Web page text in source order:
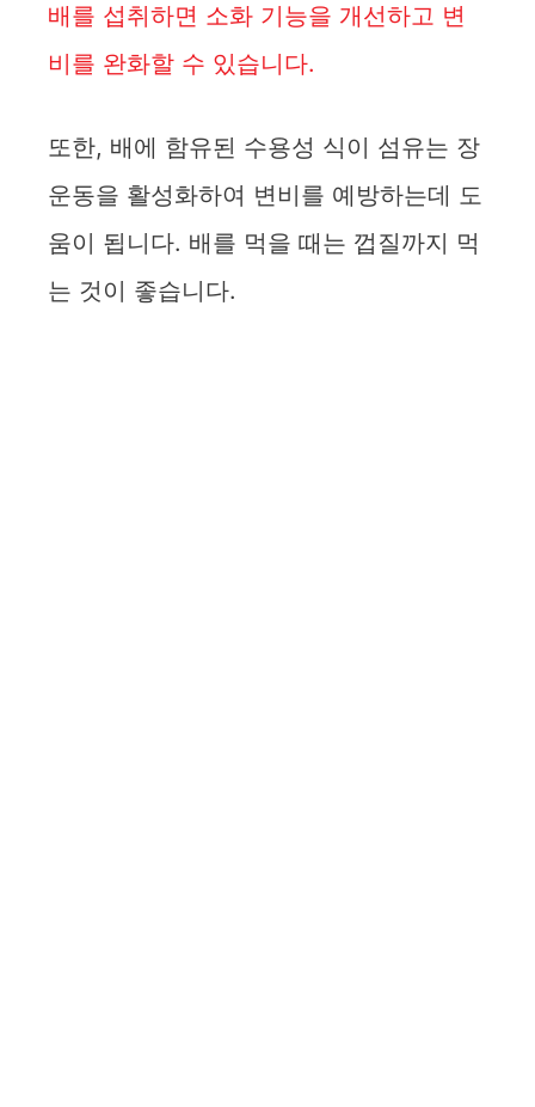
e
배를 섭취하면 소화 기능을 개선하고 변
비를 완화할 수 있습니다.
또한, 배에 함유된 수용성 식이 섬유는 장
운동을 활성화하여 변비를 예방하는데 도
움이 됩니다. 배를 먹을 때는 껍질까지 먹
는 것이 좋습니다.